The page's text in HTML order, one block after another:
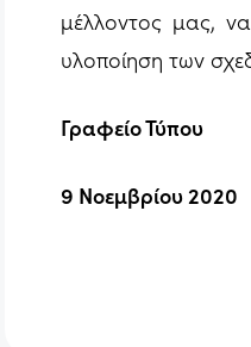
μέλλοντος μας,
υλοποίηση των
Γραφείο Τύπου
9 Νοεμβρίου 2020